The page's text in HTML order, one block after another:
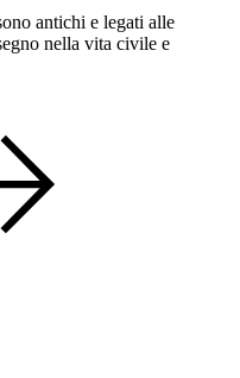
antichi e legati alle
nella vita civile e